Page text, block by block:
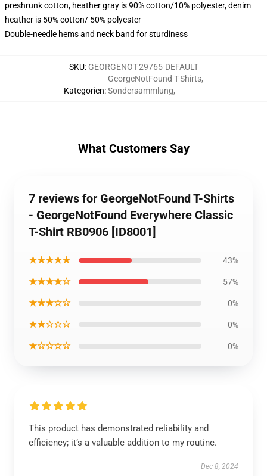
preshrunk cotton, heather gray is 90% cotton/10% polyester, denim
heather is 50% cotton/ 50% polyester
Double-needle hems and neck band for sturdiness
SKU: GEORGENOT-29765-DEFAULT
Kategorien:
GeorgeNotFound T-Shirts,
Sondersammlung,
What Customers Say
7 reviews for GeorgeNotFound T-Shirts
- GeorgeNotFound Everywhere Classic
T-Shirt RB0906 [ID8001]
★★★★★ 43%
★★★★☆ 57%
★★★☆☆ 0%
★★☆☆☆ 0%
★☆☆☆☆ 0%
This product has demonstrated reliability and
efficiency; it’s a valuable addition to my routine.
Dec 8, 2024